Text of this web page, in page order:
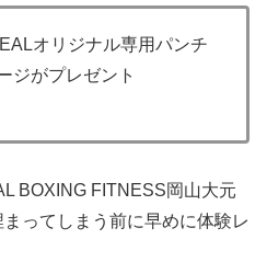
オリジナル専用パンチ
ジがプレゼント
BOXING FITNESS岡山大元
ってしまう前に早めに体験レ